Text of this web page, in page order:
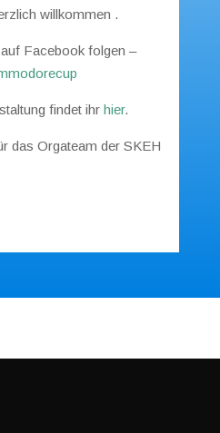
willkommen .
Facebook folgen –
findet ihr hier.
das Orgateam der SKEH